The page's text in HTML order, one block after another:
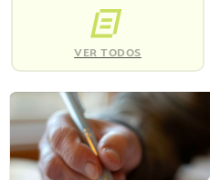
VER TODOS